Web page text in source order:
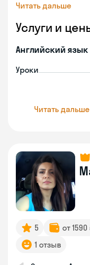
Читать дальше
Услуги и
Английский язык
Уроки
Читать дальше
5 от
1 отзыв